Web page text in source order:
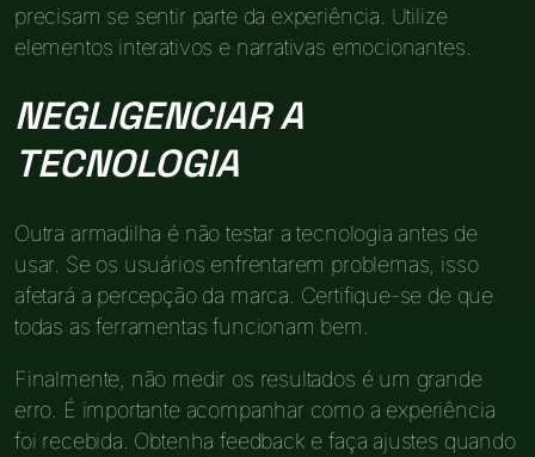
precisam se sentir parte da experiência. Utilize
elementos interativos e narrativas emocionantes.
NEGLIGENCIAR A
TECNOLOGIA
Outra armadilha é não testar a tecnologia antes de
usar. Se os usuários enfrentarem problemas, isso
afetará a percepção da marca. Certifique-se de que
todas as ferramentas funcionam bem.
Finalmente, não medir os resultados é um grande
erro. É importante acompanhar como a experiência
foi recebida. Obtenha feedback e faça ajustes quando